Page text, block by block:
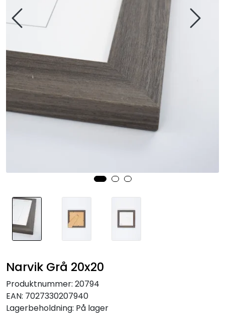
Narvik Grå 20x20
Produktnummer: 20794
EAN: 7027330207940
Lagerbeholdning: På lager
Speil
Trykk av bilder/skilt og innramming
SOMMEROUTLET